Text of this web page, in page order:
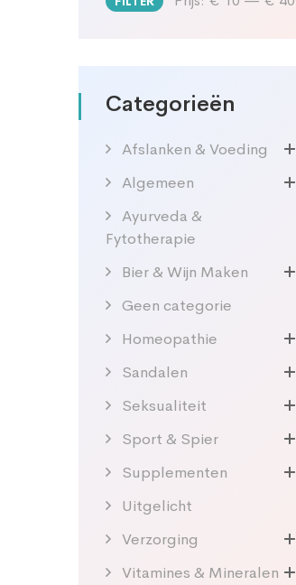
Min.
Max.
Categorieën
Afslanken & Voeding
Algemeen
Ayurveda &
Fytotherapie
Bier & Wijn Maken
Geen categorie
Homeopathie
Sandalen
Seksualiteit
Sport & Spier
Supplementen
Uitgelicht
Verzorging
Vitamines & Mineralen